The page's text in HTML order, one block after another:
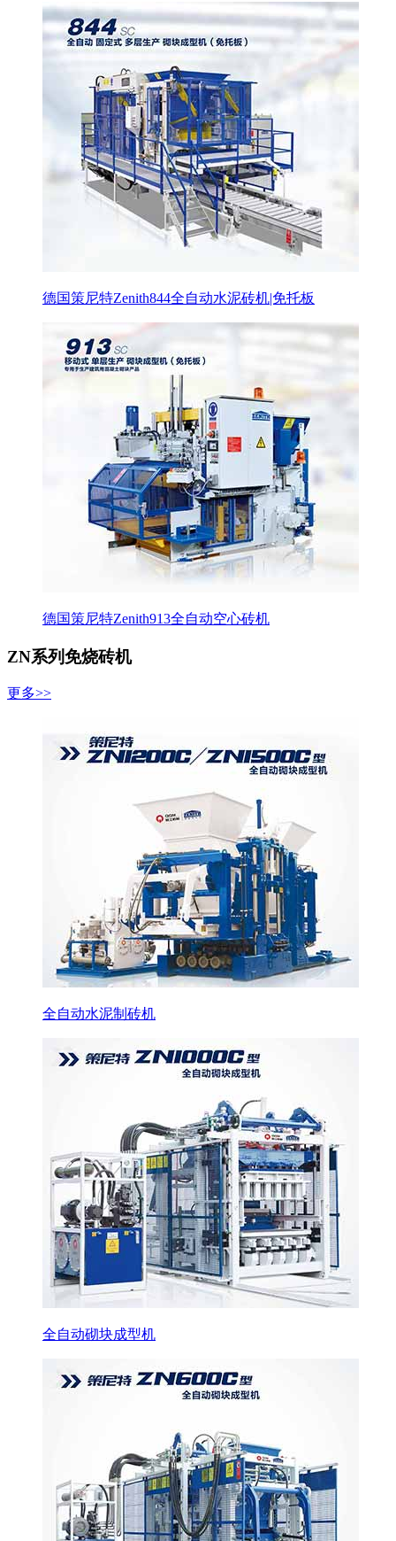
德国策尼特Zenith844全自动水泥砖机|免托板
德国策尼特Zenith913全自动空心砖机
ZN系列免烧砖机
更多>>
全自动水泥制砖机
全自动砌块成型机